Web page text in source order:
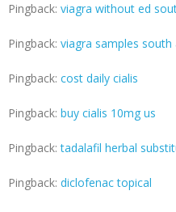
Pingback: viagra without ed
Pingback: viagra samples south
Pingback: cost daily cialis
Pingback: buy cialis 10mg us
Pingback:tadalafil herbal
Pingback: diclofenac topical